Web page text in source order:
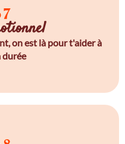
7
on est là pour t'aider à
durée